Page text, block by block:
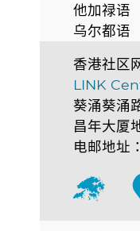
他加禄语
乌尔都语
香港社区
LINK
葵涌葵涌
昌年大厦
电邮地址：